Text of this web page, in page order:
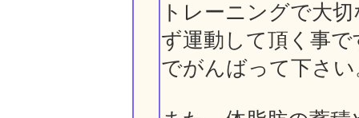
トレーニングで大
ず運動して頂く事
でがんばって下さい